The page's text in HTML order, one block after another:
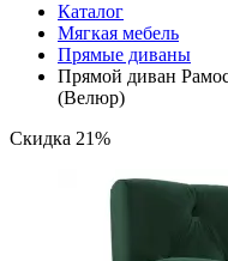
Каталог
Мягкая мебель
Прямые диваны
Прямой диван
(Велюр)
Скидка 21%